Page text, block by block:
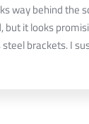
way behind the
but it looks
brackets. I